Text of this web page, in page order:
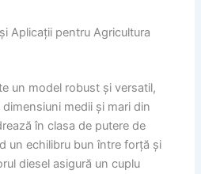
Aplicații pentru Agricultura
un model robust și versatil,
medii și mari din
în clasa de putere de
un echilibru bun între forță și
diesel asigură un cuplu